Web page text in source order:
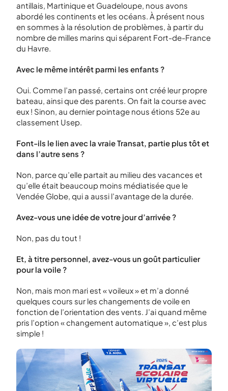
antillais, Martinique et Guadeloupe, nous avons
abordé les continents et les océans. À présent nous
en sommes à la résolution de problèmes, à partir du
nombre de milles marins qui séparent Fort-de-France
du Havre.
Avec le même intérêt parmi les enfants ?
Oui. Comme l’an passé, certains ont créé leur propre
bateau, ainsi que des parents. On fait la course avec
eux ! Sinon, au dernier pointage nous étions 52eau
classement Usep.
Font-ils le lien avec la vraie Transat, partie plus tôt et
dans l’autre sens ?
Non, parce qu’elle partait au milieu des vacances et
qu’elle était beaucoup moins médiatisée que le
Vendée Globe, qui a aussi l’avantage de la durée.
Avez-vous une idée de votre jour d’arrivée ?
Non, pas du tout !
Et, à titre personnel, avez-vous un goût particulier
pour la voile ?
Non, mais mon mari est « voileux » et m’a donné
quelques cours sur les changements de voile en
fonction de l’orientation des vents. J’ai quand même
pris l’option « changement automatique », c’est plus
simple !